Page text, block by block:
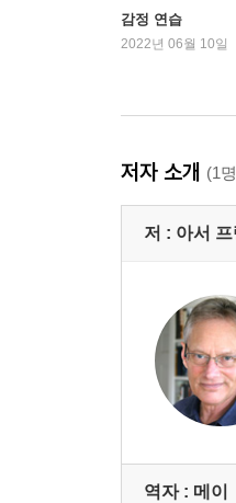
감사의 말
옮긴이의 말
감정 연습
2022년 06월 10일
저자 소개 (1
저 : 아서
역자 : 메이